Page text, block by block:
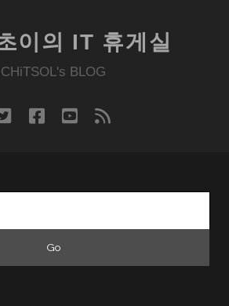
쓸
어
퀄
800
이의 IT 휴게실
CHiTSOL's BLOG
twitterfacebook
youtube
rss